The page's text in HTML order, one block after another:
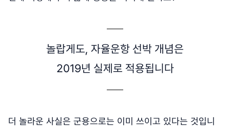
놀랍게도, 자율운항 선박 개념은
2019년 실제로 적용됩니다
더 놀라운 사실은 군용으로는 이미 쓰이고 있다는 것입니